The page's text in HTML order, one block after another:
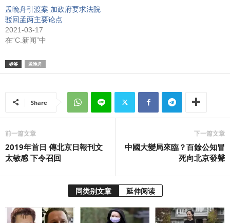
孟晚舟引渡案 加政府要求法院
驳回孟两主要论点
2021-03-17
在“C.新闻”中
标签 孟晚舟
Share
前一篇文章
2019年首日 傳北京日報刊文
太敏感 下令召回
下一篇文章
中國大變局來臨？百餘公知冒
死向北京發聲
同类别文章 延伸阅读